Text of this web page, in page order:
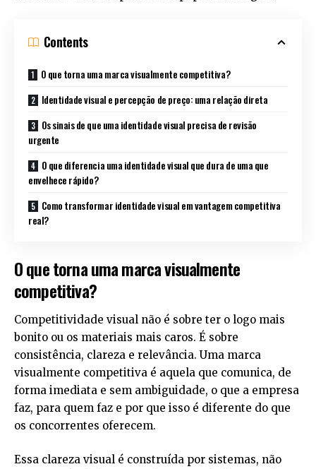
Contents
O que torna uma marca visualmente competitiva?
Identidade visual e percepção de preço: uma relação direta
Os sinais de que uma identidade visual precisa de revisão
urgente
O que diferencia uma identidade visual que dura de uma que
envelhece rápido?
Como transformar identidade visual em vantagem competitiva
real?
O que torna uma marca visualmente
competitiva?
Competitividade visual não é sobre ter o logo mais
bonito ou os materiais mais caros. É sobre
consistência, clareza e relevância. Uma marca
visualmente competitiva é aquela que comunica, de
forma imediata e sem ambiguidade, o que a empresa
faz, para quem faz e por que isso é diferente do que
os concorrentes oferecem.
Essa clareza visual é construída por sistemas, não